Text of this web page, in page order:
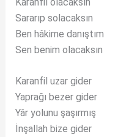
Sararıp solacaksın
Ben hâkime danıştım
Sen benim olacaksın
Karanfil uzar gider
Yaprağı bezer gider
Yâr yolunu şaşırmış
İnşallah bize gider